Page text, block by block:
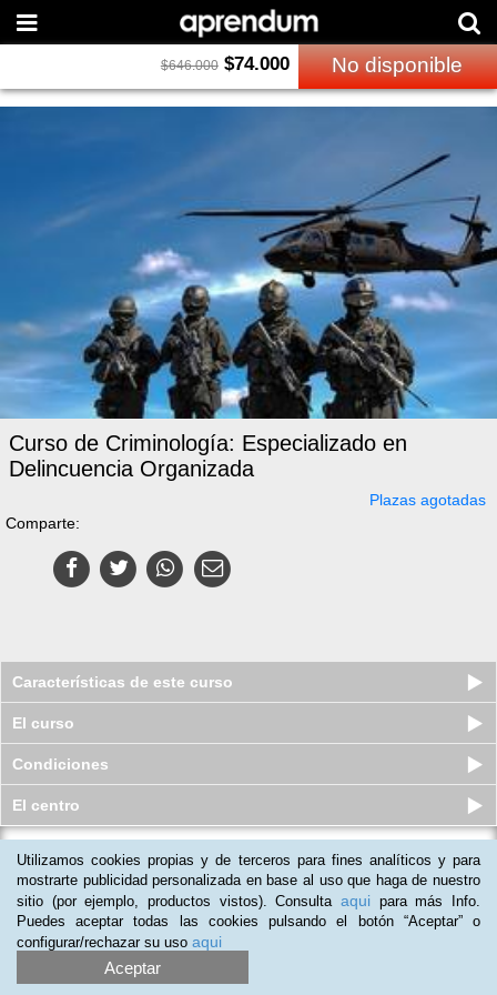
$646.000 $74.000 No disponible
Curso de Criminología: Especializado en
Delincuencia Organizada
Plazas agotadas
Comparte:
Características de este curso
El curso
Condiciones
El centro
Curso virtual de Medicina Forense y
Criminalística
Plazas agotadas
$ 443.000 $74.000
( 24)
Utilizamos cookies propias y de terceros para fines analíticos y para
mostrarte publicidad personalizada en base al uso que haga de nuestro
sitio (por ejemplo, productos vistos). Consulta aqui para más Info.
Puedes aceptar todas las cookies pulsando el botón “Aceptar” o
configurar/rechazar su uso aqui
Aceptar